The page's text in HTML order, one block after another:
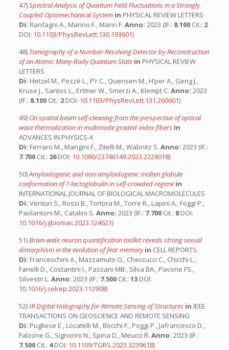
47)Spectral Analysis of Quantum Field Fluctuations in a Strongly
Coupled Optomechanical System in PHYSICAL REVIEW LETTERS
Di: Ranfagni A., Marino F., Marin F. Anno: 2023 (IF.: 8.100 Cit.: 2
DOI: 10.1103/PhysRevLett.130.193601)
48) Tomography of a Number-Resolving Detector by Reconstruction
of an Atomic Many-Body Quantum State in PHYSICAL REVIEW
LETTERS
Di: Hetzel M., Pezzè L., P’r C., Quensen M., H’per A., Geng J.,
Kruse J., Santos L., Ertmer W., Smerzi A., Klempt C. Anno: 2023
(IF.: 8.100 Cit.: 2DOI: 10.1103/PhysRevLett.131.260601)
49) On spatial beam self-cleaning from the perspective of optical
wave thermalization in multimode graded-index fibers in
ADVANCES IN PHYSICS-X
Di: Ferraro M., Mangini F., Zitelli M., Wabnitz S. Anno: 2023 (IF.:
7.700 Cit.: 26DOI: 10.1080/23746149.2023.2228018)
50)Amyloidogenic and non-amyloidogenic molten globule
conformation of ?-lactoglobulin in self-crowded regime in
INTERNATIONAL JOURNAL OF BIOLOGICAL MACROMOLECULES
Di: Venturi S., Rossi B., Tortora M., Torre R., Lapini A., Foggi P.,
Paolantoni M., Catalini S. Anno: 2023 (IF.: 7.700 Cit.: 8DOI:
10.1016/j.ijbiomac.2023.124621)
51)Brain-wide neuron quantification toolkit reveals strong sexual
dimorphism in the evolution of fear memoryin CELL REPORTS
Di: Franceschini A., Mazzamuto G., Checcucci C., Chicchi L.,
Fanelli D., Costantini I., Passani MB., Silva BA., Pavone FS.,
Silvestri L. Anno: 2023 (IF.: 7.500 Cit.: 13 DOI:
10.1016/j.celrep.2023.112908)
52)IR Digital Holography for Remote Sensing of Structures in IEEE
TRANSACTIONS ON GEOSCIENCE AND REMOTE SENSING
Di: Pugliese E., Locatelli M., Bocchi F., Poggi P., Jafrancesco D.,
Falzone G., Signorini N., Spina D., Meucci R. Anno: 2023 (IF.:
7.500 Cit.: 4DOI: 10.1109/TGRS.2023.3239618)